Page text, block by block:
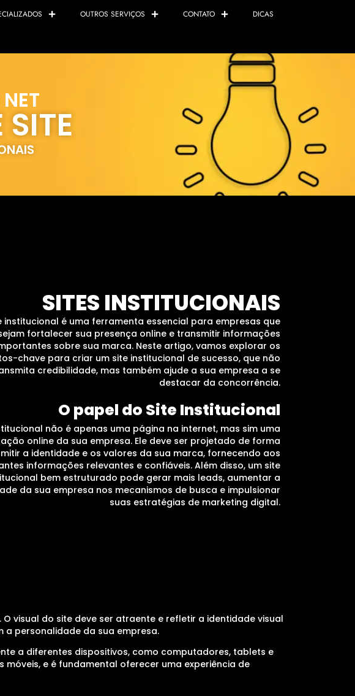
OUTROS SERVIÇOS CONTATO DICAS
SITES INSTITUCIONAIS
institucional é uma ferramenta essencial para empresas que
fortalecer sua presença online e transmitir informações
sobre sua marca. Neste artigo, vamos explorar os
chave para criar um site institucional de sucesso, que não
credibilidade, mas também ajude a sua empresa a se
destacar da concorrência.
O papel do Site Institucional
não é apenas uma página na internet, mas sim uma
online da sua empresa. Ele deve ser projetado de forma
a identidade e os valores da sua marca, fornecendo aos
informações relevantes e confiáveis. Além disso, um site
bem estruturado pode gerar mais leads, aumentar a
da sua empresa nos mecanismos de busca e impulsionar
suas estratégias de marketing digital.
visual do site deve ser atraente e refletir a identidade visual
a personalidade da sua empresa.
a diferentes dispositivos, como computadores, tablets e
e é fundamental oferecer uma experiência de